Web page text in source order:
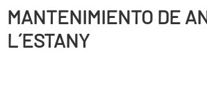
MANTENIMIENTO DE
L´ESTANY